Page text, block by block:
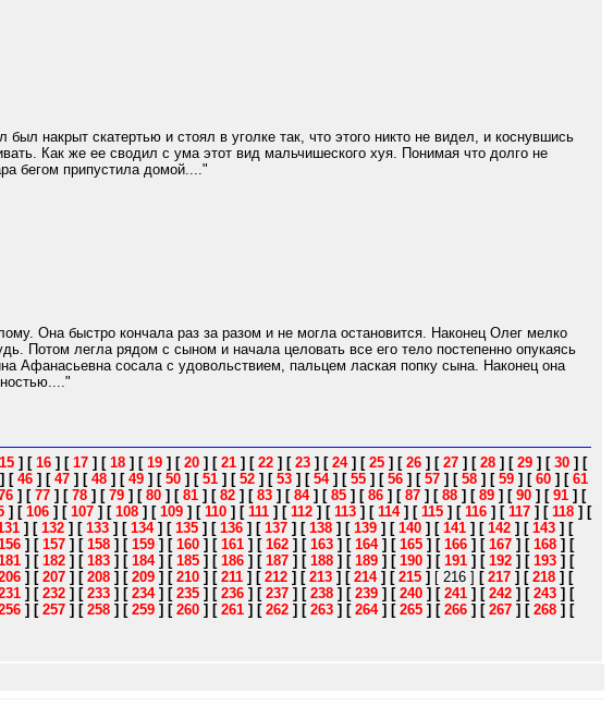
накрыт скатертью и стоял в уголке так, что этого никто не видел, и коснувшись
Как же ее сводил с ума этот вид мальчишеского хуя. Понимая что долго не
бегом припустила домой...."
Она быстро кончала раз за разом и не могла остановится. Наконец Олег мелко
Потом легла рядом с сыном и начала целовать все его тело постепенно опукаясь
Афанасьевна сосала с удовольствием, пальцем лаская попку сына. Наконец она
15 ] [ 16 ] [ 17 ] [ 18 ] [ 19 ] [ 20 ] [ 21 ] [ 22 ] [ 23 ] [ 24] [ 25 ] [ 26 ] [ 27 ] [ 28 ] [ 29 ] [ 30 ] [
] [ 46 ] [ 47 ] [ 48 ] [ 49 ] [ 50 ] [ 51 ] [ 52 ] [ 53 ] [ 54] [ 55 ] [ 56 ] [ 57 ] [ 58 ] [ 59 ] [ 60 ] [ 61
] [ 77 ] [ 78 ] [ 79 ] [ 80 ] [ 81 ] [ 82 ] [ 83 ] [ 84] [ 85 ] [ 86 ] [ 87 ] [ 88 ] [ 89 ] [ 90 ] [ 91 ] [
] [ 106 ] [ 107 ] [ 108 ] [ 109 ] [ 110 ] [ 111 ] [ 112 ] [ 113 ] [ 114] [ 115 ] [ 116 ] [ 117 ] [ 118 ] [
] [ 132 ] [ 133 ] [ 134] [ 135 ] [ 136 ] [ 137 ] [ 138 ] [ 139 ] [ 140 ] [ 141 ] [ 142 ] [ 143 ] [
] [ 157 ] [ 158 ] [ 159 ] [ 160 ] [ 161 ] [ 162 ] [ 163 ] [ 164] [ 165 ] [ 166 ] [ 167 ] [ 168 ] [
] [ 182 ] [ 183 ] [ 184] [ 185 ] [ 186 ] [ 187 ] [ 188 ] [ 189 ] [ 190 ] [ 191 ] [ 192 ] [ 193 ] [
] [ 207 ] [ 208 ] [ 209 ] [ 210 ] [ 211 ] [ 212 ] [ 213 ] [ 214] [ 215 ] [ 216 ] [ 217 ] [ 218 ] [
] [ 232 ] [ 233 ] [ 234] [ 235 ] [ 236 ] [ 237 ] [ 238 ] [ 239 ] [ 240 ] [ 241 ] [ 242 ] [ 243 ] [
] [ 257 ] [ 258 ] [ 259 ] [ 260 ] [ 261 ] [ 262 ] [ 263 ] [ 264] [ 265 ] [ 266 ] [ 267 ] [ 268 ] [